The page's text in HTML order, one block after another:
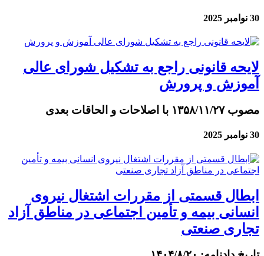
30 نوامبر 2025
لایحه قانونی راجع به تشکیل شورای عالی
آموزش و پرورش
مصوب ۱۳۵۸/۱۱/۲۷ با اصلاحات و الحاقات بعدی
30 نوامبر 2025
ابطال قسمتی از مقررات اشتغال نیروی
انسانی بیمه و تأمین اجتماعی در مناطق آزاد
تجاری صنعتی